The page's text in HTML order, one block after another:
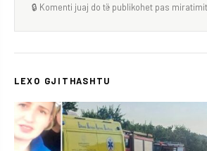
🔒 Komenti juaj do të publikohet pas
LEXO GJITHASHTU